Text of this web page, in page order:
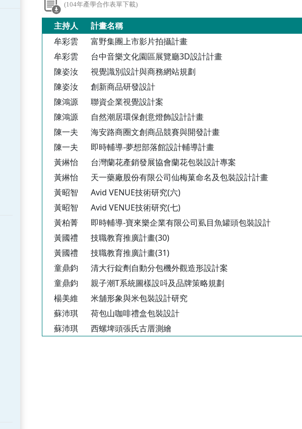
(104年產學合作表單下載)
主持人 計畫名稱
牟彩雲 富野集團上市影片拍攝計畫
牟彩雲
台中音樂文化園區展覽廳3D設計計畫
陳姿汝
視覺識別設計與商務網站規劃
陳姿汝
創新商品研發設計
陳鴻源
聯資企業視覺設計案
陳鴻源
自然潮居環保創意燈飾設計計畫
陳一夫
海安路商圈文創商品競賽與開發計畫
陳一夫
即時輔導-夢想部落館設計輔導計畫
黃綝怡
台灣蘭花產銷發展協會蘭花包裝設計專案
黃綝怡
天一藥廠股份有限公司仙梅菓命名及包裝設計計畫
黃昭智
Avid VENUE技術研究(六)
黃昭智
Avid VENUE技術研究(七)
黃柏菁
即時輔導-寶來樂企業有限公司虱目魚罐頭包裝設計
黃國禮
技職教育推廣計畫(30)
黃國禮
技職教育推廣計畫(31)
童鼎鈞
清大行錠劑自動分包機外觀造形設計案
童鼎鈞
親子潮T系統圖樣設呌及品牌策略規劃
楊美維
米舖形象與米包裝設計研究
蘇沛琪
荷包山咖啡禮盒包裝設計
蘇沛琪
西螺埤頭張氏古厝測繪